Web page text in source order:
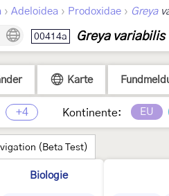
› Adeloidea › Prodoxidae › Greya
00414a Greya variabilis
Karte
+4 Kontinente: EU
(Beta Test)
Biologie